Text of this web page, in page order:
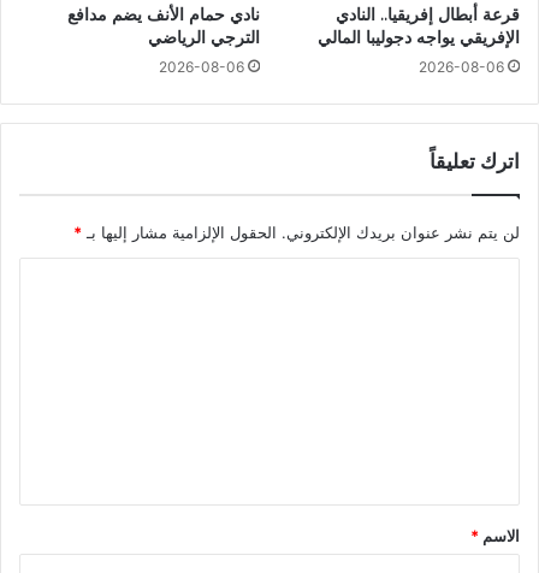
قرعة أبطال إفريقيا.. النادي
الإفريقي يواجه دجوليبا المالي
2026-08-06
نادي حمام الأنف يضم مدافع
الترجي الرياضي
2026-08-06
اترك تعليقاً
لن يتم نشر عنوان بريدك الإلكتروني. الحقول الإلزامية مشار إليها بـ*
*
الاسم *